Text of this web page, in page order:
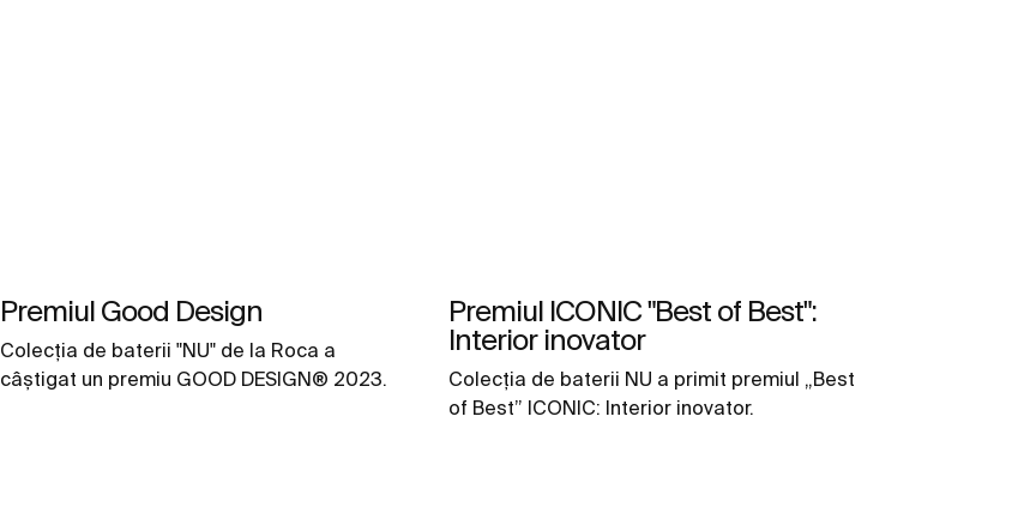
Premiul Good Design
Colecția de baterii "NU" de la Roca a
câștigat un premiu GOOD DESIGN® 2023.
Premiul ICONIC "Best of Best":
Interior inovator
Colecția de baterii NU a primit premiul „Best
of Best” ICONIC: Interior inovator.